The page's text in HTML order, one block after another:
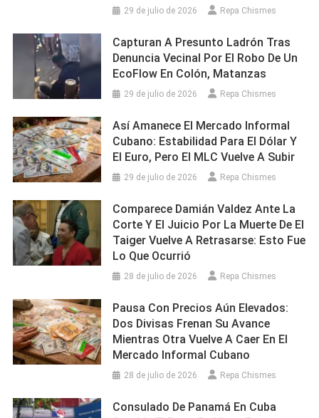
29 de julio de 2026 Repa Chismes
Capturan A Presunto Ladrón Tras
Denuncia Vecinal Por El Robo De Un
EcoFlow En Colón, Matanzas
29 de julio de 2026 Repa Chismes
Así Amanece El Mercado Informal
Cubano: Estabilidad Para El Dólar Y
El Euro, Pero El MLC Vuelve A Subir
29 de julio de 2026 Repa Chismes
Comparece Damián Valdez Ante La
Corte Y El Juicio Por La Muerte De El
Taiger Vuelve A Retrasarse: Esto Fue
Lo Que Ocurrió
28 de julio de 2026 Repa Chismes
Pausa Con Precios Aún Elevados:
Dos Divisas Frenan Su Avance
Mientras Otra Vuelve A Caer En El
Mercado Informal Cubano
28 de julio de 2026 Repa Chismes
Consulado De Panamá En Cuba